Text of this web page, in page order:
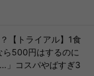
【トライアル】1食
500円はするのに
」コスパやばすぎ3